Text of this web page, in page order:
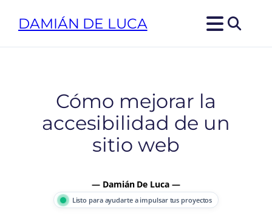
DAMIÁN DE LUCA
Cómo mejorar la
accesibilidad de un
sitio web
— Damián De Luca —
Listo para ayudarte a impulsar tus proyectos